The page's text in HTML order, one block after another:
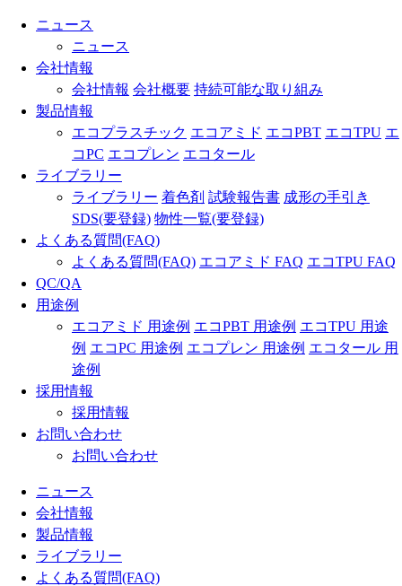
ニュース
ニュース
会社情報
会社情報 会社概要 持続可能な取り組み
製品情報
エコプラスチック エコアミド エコPBT エコTPU エ
コPC エコプレン エコタール
ライブラリー
ライブラリー 着色剤 試験報告書 成形の手引き
SDS(要登録) 物性一覧(要登録)
よくある質問(FAQ)
よくある質問(FAQ) エコアミド FAQ エコTPU FAQ
QC/QA
用途例
エコアミド 用途例 エコPBT 用途例 エコTPU 用途
例 エコPC 用途例 エコプレン 用途例 エコタール 用
途例
採用情報
採用情報
お問い合わせ
お問い合わせ
ニュース
会社情報
製品情報
ライブラリー
よくある質問(FAQ)